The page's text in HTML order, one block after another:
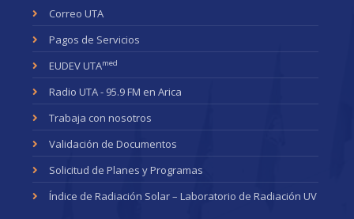
Correo UTA
Pagos de Servicios
EUDEV UTAmed
Radio UTA - 95.9 FM en Arica
Trabaja con nosotros
Validación de Documentos
Solicitud de Planes y Programas
Índice de Radiación Solar – Laboratorio de Radiación UV